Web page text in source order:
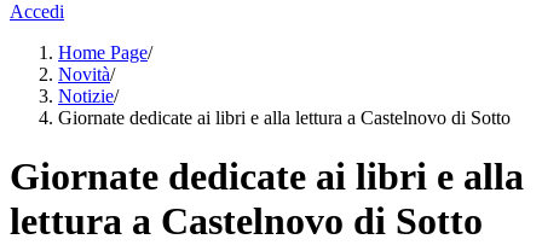
Accedi
Home Page/
Novità/
Notizie/
Giornate dedicate ai libri e alla lettura a Castelnovo di Sotto
Giornate dedicate ai libri e alla
lettura a Castelnovo di Sotto